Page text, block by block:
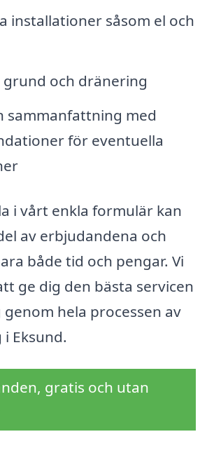
installationer såsom el och
och dränering
sammanfattning med
för eventuella
i vårt enkla formulär kan
av erbjudandena och
både tid och pengar. Vi
ge dig den bästa servicen
hela processen av
Eksund.
gratis och utan